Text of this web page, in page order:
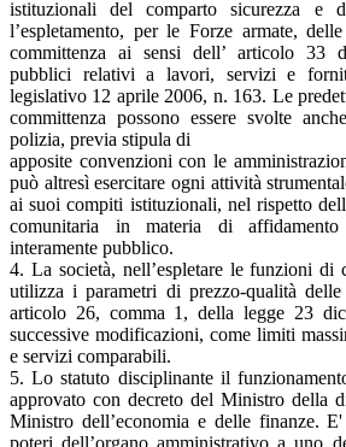
istituzionali del comparto sicurezza e
l’espletamento, per le Forze armate,
committenza ai sensi dell’ articolo 33
pubblici relativi a lavori, servizi e
legislativo 12 aprile 2006, n. 163. Le
committenza possono essere svolte
polizia, previa stipula di
apposite convenzioni con le
può altresì esercitare ogni attività
ai suoi compiti istituzionali, nel rispetto
comunitaria in materia di
interamente pubblico.
4. La società, nell’espletare le funzioni di
utilizza i parametri di prezzo-qualità
articolo 26, comma 1, della legge 23
successive modificazioni, come limiti
e servizi comparabili.
5. Lo statuto disciplinante il
approvato con decreto del Ministro della
Ministro dell’economia e delle finanze.
poteri dell’organo amministrativo a uno